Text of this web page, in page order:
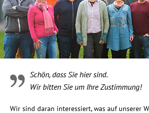
Schön, dass Sie hier sind.
Wir bitten Sie um Ihre Zustimmung!
Wir sind daran interessiert, was auf unserer